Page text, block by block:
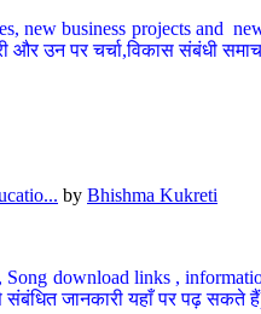
new business projects and
और उन पर चर्चा,विकास संबंधी
by Bhishma Kukreti
download links ,
संबंधित जानकारी यहाँ पर पढ़ सकते